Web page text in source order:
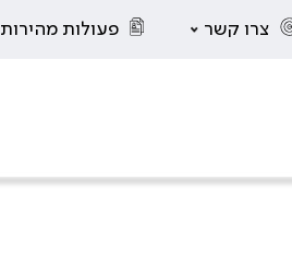
צרו קשר פעולות מהירות